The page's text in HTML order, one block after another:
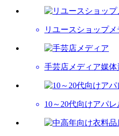
リユースショップメ
手芸店メディア媒体
10～20代向けアパ